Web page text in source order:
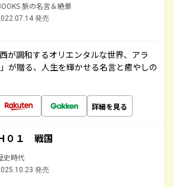
旅の名言＆絶景
発売
が調和するオリエンタルな世界、アラ
が贈る、人生を輝かせる名言と癒やしの
詳細を見る
０１ 戦国
史時代
発売